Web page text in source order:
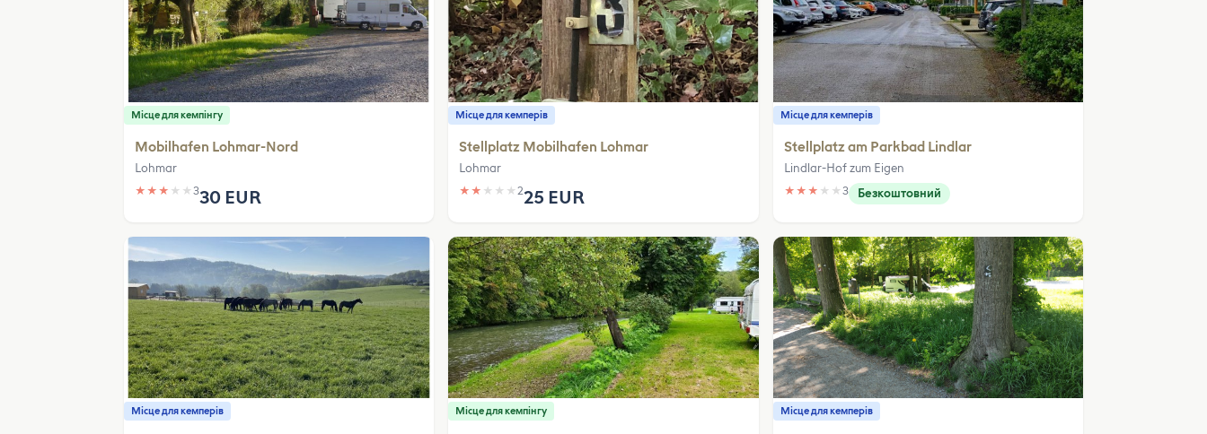
Місце для кемпінгу
Mobilhafen Lohmar-Nord
Lohmar
★ ★ ★ ★ ★ 330 EUR
Місце для кемперів
Stellplatz Mobilhafen Lohmar
Lohmar
★ ★ ★ ★ ★225 EUR
Місце для кемперів
Stellplatz am Parkbad Lindlar
Lindlar-Hof zum Eigen
★ ★ ★ ★ ★ 3 Безкоштовний
Місце для кемперів Місце для кемпінгу Місце для кемперів